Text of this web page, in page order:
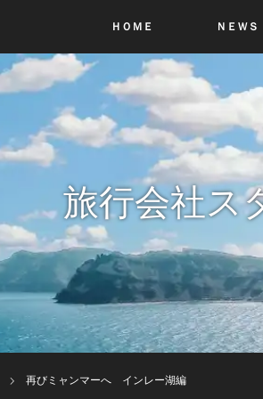
ＨＯＭＥ ＮＥＷＳ
旅行会社ス
再びミャンマーへ インレー湖編